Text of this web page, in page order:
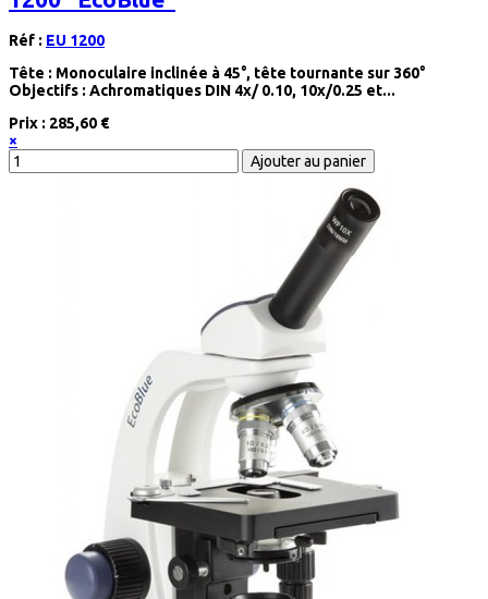
Réf : EU 1200
Tête : Monoculaire inclinée à 45°, tête tournante sur 360°
Objectifs : Achromatiques DIN 4x/ 0.10, 10x/0.25 et...
Prix : 285,60 €
×